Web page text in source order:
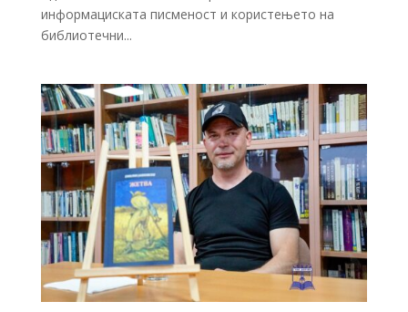
информациската писменост и користењето на
библиотечни...